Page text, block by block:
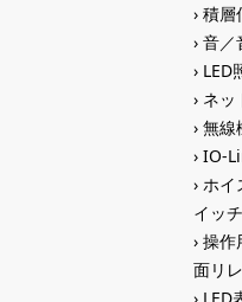
積層
音／
LED
ネッ
無線
IO-
ホイ
イッチ
操作
面リ